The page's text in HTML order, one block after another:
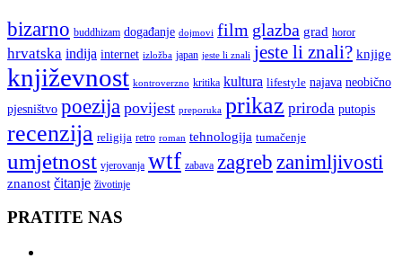
bizarno buddhizam događanje dojmovi film glazba grad horor
hrvatska indija internet izložba japan jeste li znali jeste li znali? knjige
književnost kontroverzno kritika kultura lifestyle najava neobično
pjesništvo poezija povijest preporuka prikaz priroda putopis
recenzija religija retro roman tehnologija tumačenje
umjetnost vjerovanja wtf zabava zagreb zanimljivosti
znanost čitanje životinje
PRATITE NAS